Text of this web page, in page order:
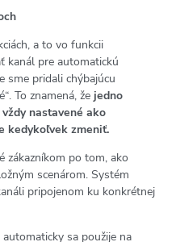
a to vo funkcii
kanál pre automatickú
sme pridali chýbajúcu
To znamená, žejedno
nastavené ako
kedykoľvek zmeniť.
zákazníkom po tom, ako
scenárom. Systém
pripojenom ku konkrétnej
sa použije na